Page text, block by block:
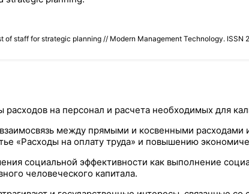
staff for strategic planning // Modern Management Technology.
на персонал и расчета необходимых для
между прямыми и косвенными расходами
«Расходы на оплату труда» и повышению
социальной эффективности как выполнение
человеческого капитала.